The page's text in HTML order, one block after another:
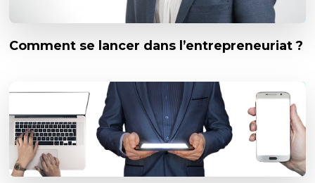
Comment se lancer dans l’entrepreneuriat ?